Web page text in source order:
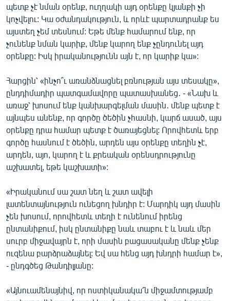
պետք չէ նման օրենք, ուղղակի այդ օրենքը կյանքի չի
կոչվելու: Կա օժանդակություն, և որևէ պարտադրանք ես
այստեղ չեմ տեսնում: Եթե մենք համարում ենք, որ
չունենք նման կարիք, մենք կարող ենք չընդունել այդ
օրենքը: Իսկ իրականությունն այն է, որ կարիք կա»:
Հարցին՝ «ինչո՞ւ առանձնացնել բռնության այս տեսակը»,
ընդդիմադիր պատգամավորը պատասխանեց․ - «Նախ և
առաջ՝ խոսում ենք կանխարգելման մասին․ մենք պետք է
այնպես անենք, որ գործը ծեծին չհասնի, կարճ ասած, այս
օրենքը դրա համար պետք է ծառայեցնել: Որովհետև երբ
գործը հասնում է ծեծին, արդեն այս օրենքը տեղին չէ,
արդեն, այո, կարող է և քրեական օրենսդրությունը
աշխատել, եթե կաշխատի»:
«Իրականում սա շատ նեղ և շատ ավելի
լատենտայնություն ունեցող խնդիր է: Մարդիկ այդ մասին
չեն խոսում, որովհետև տեղի է ունենում իրենց
ընտանիքում, իսկ ընտանիքը նաև տաբու է և նաև մեր
սուրբ միջավայրն է, որի մասին բացասականը մենք չենք
ուզենա բարձրաձայնել: Եվ սա հենց այդ խնդրի համար է»,
- ընդգծեց Թանդիլյանը:
«Այնուամենայնիվ, որ ոստիկանակա՛ն միջամտությամբ